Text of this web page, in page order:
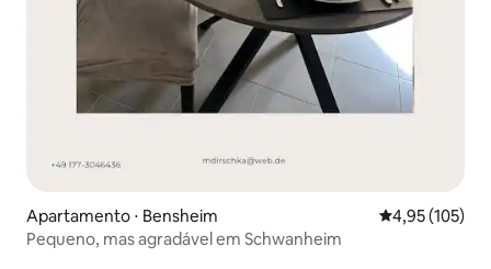
Apartamento ⋅ Bensheim 4,95 de uma
4,95 (105)
Pequeno, mas agradável em Schwanheim